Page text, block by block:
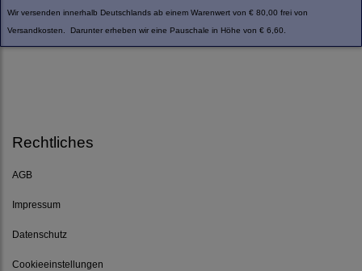
Wir versenden innerhalb Deutschlands ab einem Warenwert von € 80,00 frei von
Versandkosten. Darunter erheben wir eine Pauschale in Höhe von € 6,60.
Rechtliches
AGB
Impressum
Datenschutz
Cookieeinstellungen